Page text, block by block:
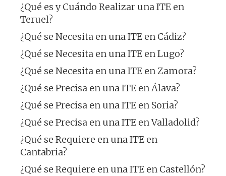
¿Qué es y Cuándo Realizar una ITE en
Teruel?
¿Qué se Necesita en una ITE en Cádiz?
¿Qué se Necesita en una ITE en Lugo?
¿Qué se Necesita en una ITE en Zamora?
¿Qué se Precisa en una ITE en Álava?
¿Qué se Precisa en una ITE en Soria?
¿Qué se Precisa en una ITE en Valladolid?
¿Qué se Requiere en una ITE en
Cantabria?
¿Qué se Requiere en una ITE en Castellón?